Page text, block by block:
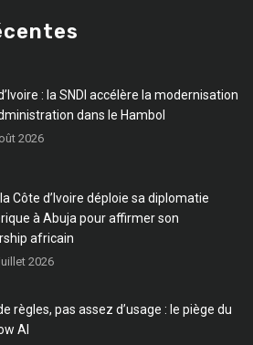
: la SNDI accélère la modernisation
dans le Hambol
2026
Côte d’Ivoire déploie sa diplomatie
à Abuja pour affirmer son
africain
2026
règles, pas assez d’usage : le piège du
AI